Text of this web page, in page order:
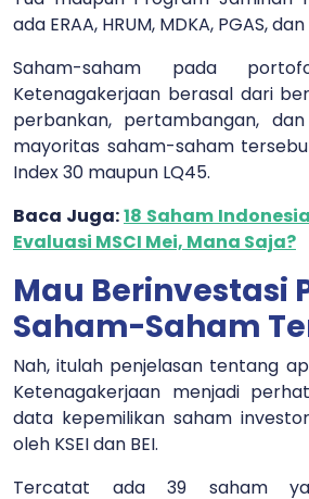
ada ERAA, HRUM, MDKA, PGAS, dan
Saham-saham pada
Ketenagakerjaan berasal dari
perbankan, pertambangan,
mayoritas saham-saham
Index 30 maupun LQ45.
Baca Juga:18 Saham
Evaluasi MSCI Mei, Mana Saja?
Mau Berinvestasi
Saham-Saham
Nah, itulah penjelasan tentang
Ketenagakerjaan menjadi
data kepemilikan saham
oleh KSEI dan BEI.
Tercatat ada 39 saham